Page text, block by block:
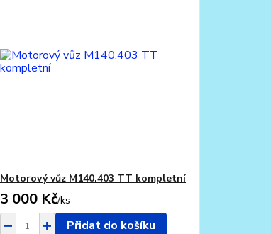
Motorový vůz M140.403 TT kompletní
3 000 Kč/ks
Přidat do košíku